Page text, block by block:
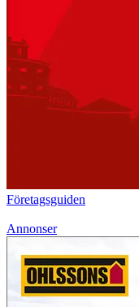
Företagsguiden
Annonser